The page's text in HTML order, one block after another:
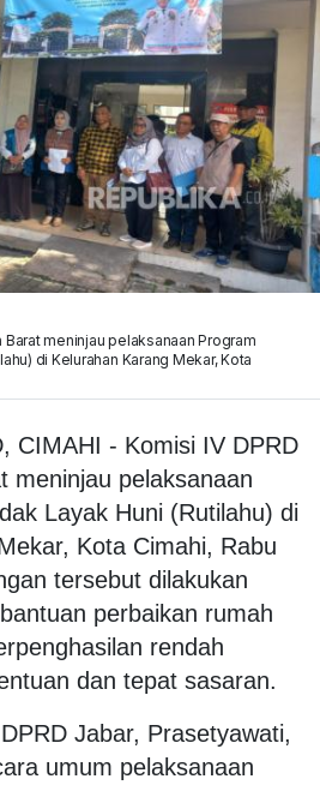
Barat meninjau pelaksanaan Program
di Kelurahan Karang Mekar, Kota
CIMAHI - Komisi IV DPRD
meninjau pelaksanaan
Layak Huni (Rutilahu) di
Kota Cimahi, Rabu
tersebut dilakukan
perbaikan rumah
rendah
dan tepat sasaran.
Jabar, Prasetyawati,
umum pelaksanaan